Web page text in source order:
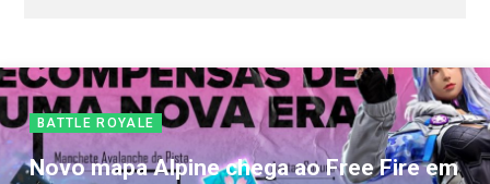
BATTLE ROYALE
Novo mapa Alpine chega ao Free Fire em